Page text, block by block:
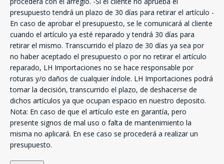
presupuesto tendrá un plazo de 30 días para retirar el artículo -
En caso de aprobar el presupuesto, se le comunicará al cliente
cuando el artículo ya esté reparado y tendrá 30 días para
retirar el mismo. Transcurrido el plazo de 30 días ya sea por
no haber aceptado el presupuesto o por no retirar el artículo
reparado, LH Importaciones no se hace responsable por
roturas y/o daños de cualquier índole. LH Importaciones podrá
tomar la decisión, transcurrido el plazo, de deshacerse de
dichos artículos ya que ocupan espacio en nuestro deposito.
Nota: En caso de que el artículo este en garantía, pero
presente signos de mal uso o falta de mantenimiento la
misma no aplicará. En ese caso se procederá a realizar un
presupuesto.